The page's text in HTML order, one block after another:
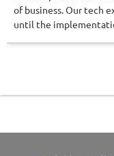
of business. Our tech
until the